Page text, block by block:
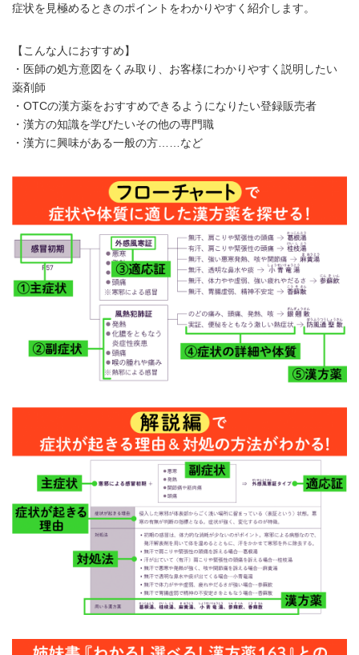
症状を見極めるときのポイントをわかりやすく紹介します。
【こんな人におすすめ】
・医師の処方意図をくみ取り、お客様にわかりやすく説明したい
薬剤師
・OTCの漢方薬をおすすめできるようになりたい登録販売者
・漢方の知識を学びたいその他の専門職
・漢方に興味がある一般の方……など